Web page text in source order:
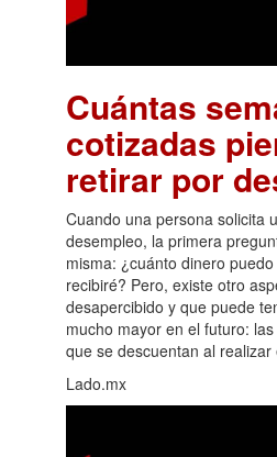
Cuántas
cotizadas
retirar por
Cuando una persona solicita
desempleo, la primera
misma: ¿cuánto dinero
recibiré? Pero, existe otro
desapercibido y que puede
mucho mayor en el futuro:
que se descuentan al realizar
Lado.mx